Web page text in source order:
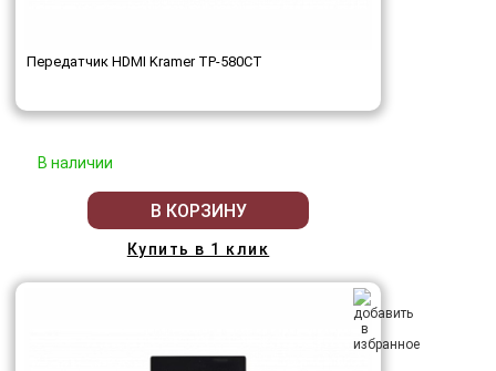
Передатчик HDMI Kramer TP-580CТ
В наличии
В КОРЗИНУ
Купить в 1 клик